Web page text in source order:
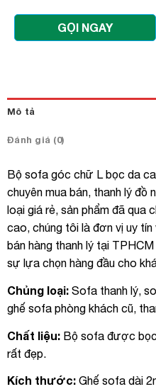
GỌI NGAY
Mô tả
Đánh giá (0)
Bộ sofa góc chữ L bọc da
chuyên mua bán, thanh lý đồ
loại giá rẻ, sản phẩm đã qua
cao, chúng tôi là đơn vị uy
bán hàng thanh lý tại
sự lựa chọn hàng đầu cho
Chủng loại: Sofa thanh lý,
ghế sofa phòng khách cũ,
Chất liệu: Bộ sofa được
rất đẹp.
Kích thước: Ghế sofa dài